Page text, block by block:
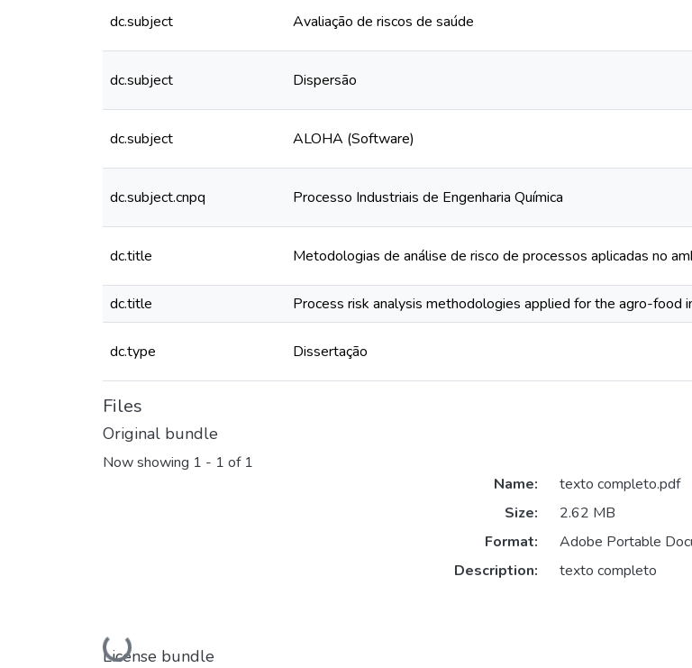
dc.subject Avaliação de riscos de saúde
dc.subject Dispersão
dc.subject ALOHA (Software)
dc.subject.cnpq Processo Industriais de Engenharia Química
dc.title Metodologias de análise de risco de processos aplicadas no
dc.title
Process risk analysis methodologies applied for the agro-food
dc.type Dissertação
Files
Original bundle
Now showing 1 - 1 of 1
Loading...
Name:
texto completo.pdf
Size:
2.62 MB
Format:
Adobe Portable
Description:
texto completo
License bundle